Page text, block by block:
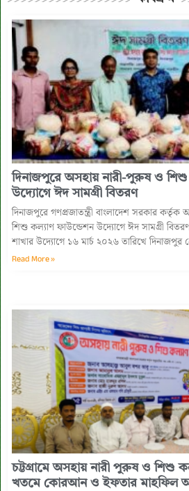
দিনাজপুরে অসহায় নারী-পুরুষ ও শিশু
উদ্যোগে ঈদ সামগ্রী বিতরণ
দিনাজপুরে গণপ্রজাতন্ত্রী বাংলাদেশ সরকার
শিশু কল্যাণ ফাউন্ডেশন উদ্যোগে ঈদ সামগ্রী
শাখার উদ্যোগে ১৬ মার্চ ২০২৬ তারিখে দিনাজপুর
Read More »
‎চট্টগ্রামে অসহায় নারী পুরুষ ও শিশু
খতমে কোরআন ও ইফতার মাহফিল